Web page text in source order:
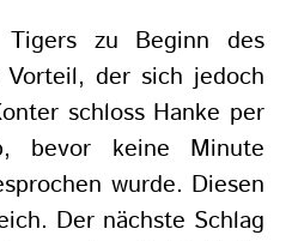
zu Beginn des
der sich jedoch
schloss Hanke per
bevor keine Minute
wurde. Diesen
Der nächste Schlag